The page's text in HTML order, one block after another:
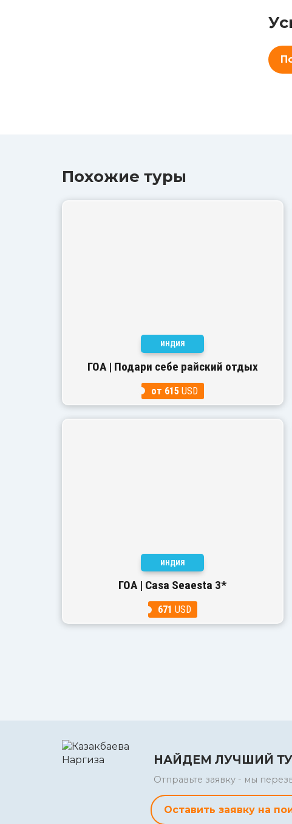
Похожие туры
ИНДИЯ
ГОА | Подари себе райский отдых
от 615USD
ИНДИЯ
ГОА | Casa Seaesta 3*
671 USD
НАЙДЕМ ЛУЧШИЙ
Отправьте заявку - мы
Оставить заявку на